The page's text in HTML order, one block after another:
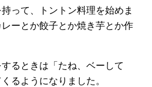
って、トントン料理を始めま
ーとか餃子とか焼き芋とか作
るときは「たね、ベーして
るようになりました。